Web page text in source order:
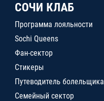
СОЧИ КЛАБ
Программа лояльности
Sochi Queens
Фан-сектор
Стикеры
Путеводитель болельщика
Семейный сектор